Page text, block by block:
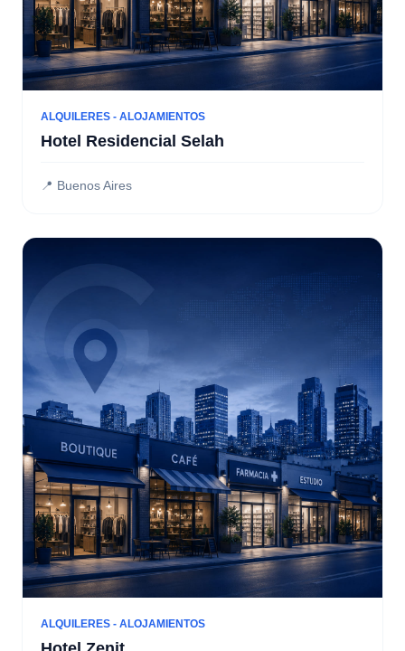
ALQUILERES - ALOJAMIENTOS
Hotel Residencial Selah
📍 Buenos Aires
ALQUILERES - ALOJAMIENTOS